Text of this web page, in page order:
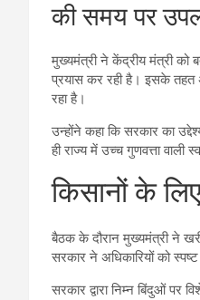
की समय पर
मुख्यमंत्री ने केंद्रीय मंत्री को
प्रयास कर रही है। इसके तहत
रहा है।
उन्होंने कहा कि सरकार का
ही राज्य में उच्च गुणवत्ता वाली
किसानों के
बैठक के दौरान मुख्यमंत्री ने
सरकार ने अधिकारियों को
सरकार द्वारा निम्न बिंदुओं पर